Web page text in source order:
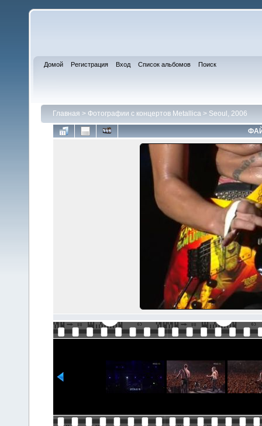
Домой Регистрация Вход Список альбомов Поиск
Главная > Фотографии с концертов Metallica > Seoul, 2006